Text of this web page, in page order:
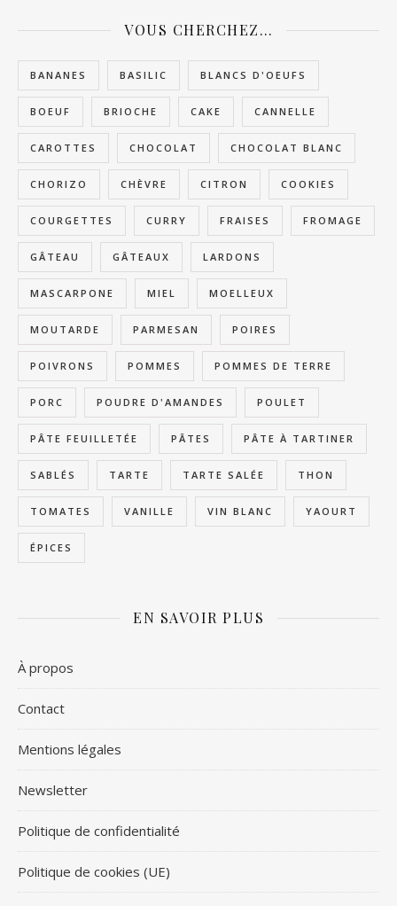
VOUS CHERCHEZ…
BANANES BASILIC BLANCS D'OEUFS
BOEUF BRIOCHE CAKE CANNELLE
CAROTTES CHOCOLAT CHOCOLAT BLANC
CHORIZO CHÈVRE CITRON COOKIES
COURGETTES CURRY FRAISES FROMAGE
GÂTEAU GÂTEAUX LARDONS
MASCARPONE MIEL MOELLEUX
MOUTARDE PARMESAN POIRES
POIVRONS POMMES POMMES DE TERRE
PORC POUDRE D'AMANDES POULET
PÂTE FEUILLETÉE PÂTES PÂTE À TARTINER
SABLÉS TARTE TARTE SALÉE THON
TOMATES VANILLE VIN BLANC YAOURT
ÉPICES
EN SAVOIR PLUS
À propos
Contact
Mentions légales
Newsletter
Politique de confidentialité
Politique de cookies (UE)